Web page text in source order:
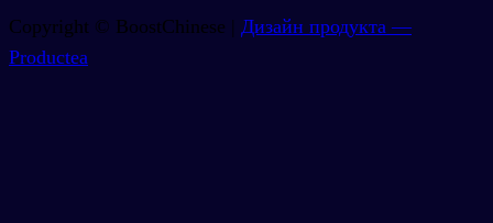
Copyright © BoostChinese | Дизайн продукта —
Productea